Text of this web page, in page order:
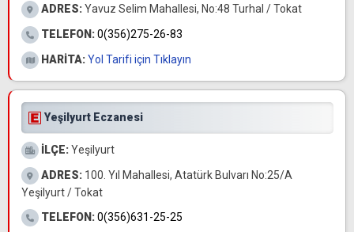
ADRES:Yavuz Selim Mahallesi, No:48 Turhal / Tokat
TELEFON:0(356)275-26-83
HARİTA:Yol Tarifi için Tıklayın
Yeşilyurt Eczanesi
İLÇE:Yeşilyurt
ADRES: 100. Yıl Mahallesi, Atatürk Bulvarı No:25/A
Yeşilyurt / Tokat
TELEFON:0(356)631-25-25